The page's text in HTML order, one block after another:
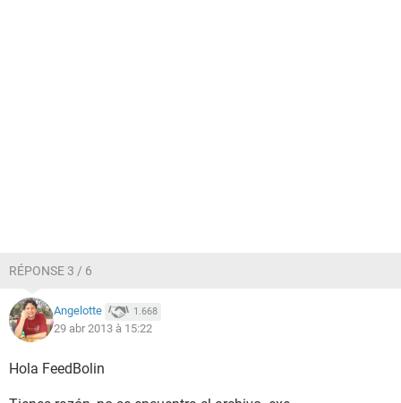
RÉPONSE 3 / 6
Angelotte 1.668
29 abr 2013 à 15:22
Hola FeedBolin